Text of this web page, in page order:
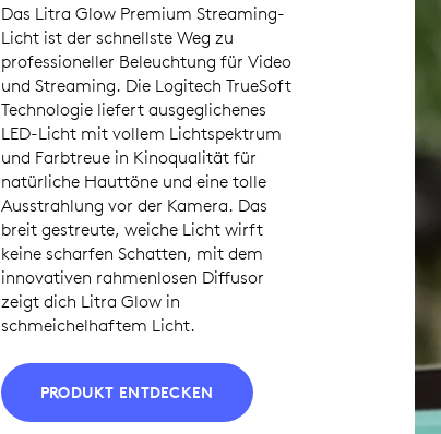
Das Litra Glow Premium Streaming-
Licht ist der schnellste Weg zu
professioneller Beleuchtung für Video
und Streaming. Die Logitech TrueSoft
Technologie liefert ausgeglichenes
LED-Licht mit vollem Lichtspektrum
und Farbtreue in Kinoqualität für
natürliche Hauttöne und eine tolle
Ausstrahlung vor der Kamera. Das
breit gestreute, weiche Licht wirft
keine scharfen Schatten, mit dem
innovativen rahmenlosen Diffusor
zeigt dich Litra Glow in
schmeichelhaftem Licht.
PRODUKT ENTDECKEN